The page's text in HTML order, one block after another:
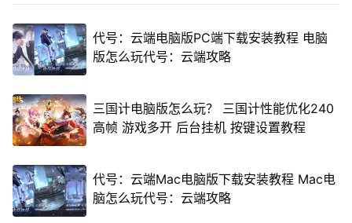
代号：云端电脑版PC端下载安装教程 电脑
版怎么玩代号：云端攻略
三国计电脑版怎么玩？ 三国计性能优化240
高帧 游戏多开 后台挂机 按键设置教程
代号：云端Mac电脑版下载安装教程 Mac电
脑怎么玩代号：云端攻略